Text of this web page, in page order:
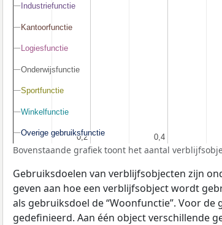
0,2
0,2 0,4
0,4
Industriefunctie
Industriefunctie
Kantoorfunctie
Kantoorfunctie
Logiesfunctie
Logiesfunctie
Onderwijsfunctie
Onderwijsfunctie
Sportfunctie
Sportfunctie
Winkelfunctie
Winkelfunctie
Overige gebruiksfunctie
Overige gebruiksfunctie
Bovenstaande grafiek toont het aantal
Gebruiksdoelen van verblijfsobjecten zijn
geven aan hoe een verblijfsobject wordt
als gebruiksdoel de “Woonfunctie”. Voor
gedefinieerd. Aan één object verschillende